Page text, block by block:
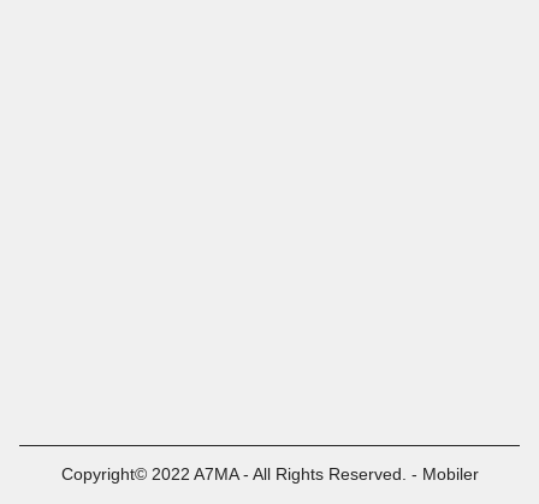
Copyright© 2022 A7MA - All Rights Reserved. - Mobiler